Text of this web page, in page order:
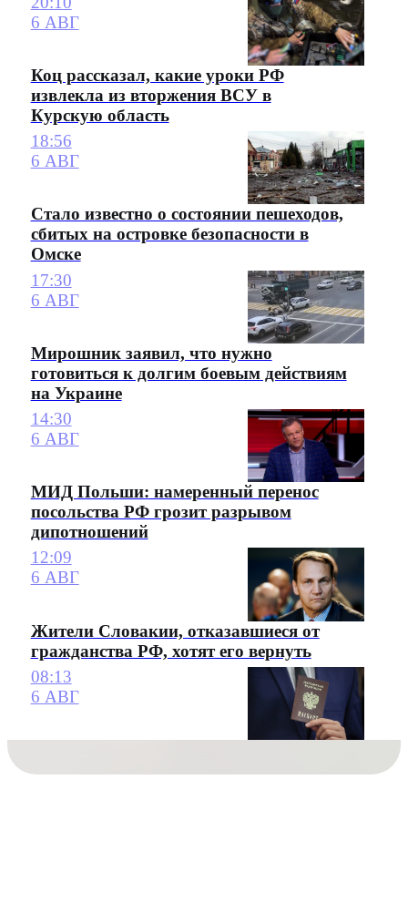
6 АВГ
Коц рассказал, какие уроки РФ
извлекла из вторжения ВСУ в
Курскую область
18:56
6 АВГ
Стало известно о состоянии пешеходов,
сбитых на островке безопасности в
Омске
17:30
6 АВГ
Мирошник заявил, что нужно
готовиться к долгим боевым действиям
на Украине
14:30
6 АВГ
МИД Польши: намеренный перенос
посольства РФ грозит разрывом
дипотношений
12:09
6 АВГ
Жители Словакии, отказавшиеся от
гражданства РФ, хотят его вернуть
08:13
6 АВГ